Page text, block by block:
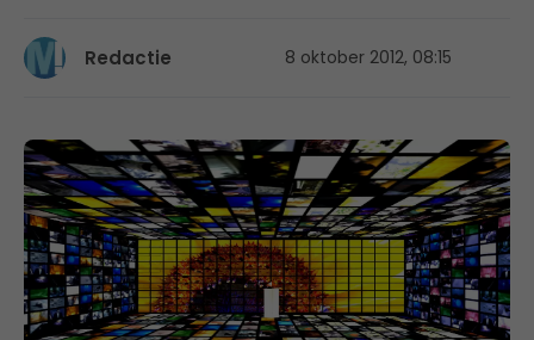
Redactie 8 oktober 2012, 08:15